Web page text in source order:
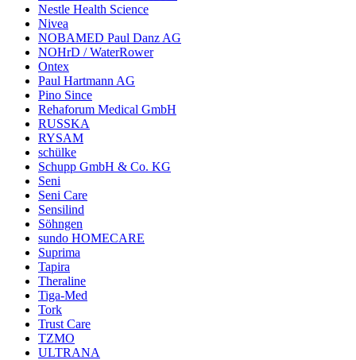
Nestle Health Science
Nivea
NOBAMED Paul Danz AG
NOHrD / WaterRower
Ontex
Paul Hartmann AG
Pino Since
Rehaforum Medical GmbH
RUSSKA
RYSAM
schülke
Schupp GmbH & Co. KG
Seni
Seni Care
Sensilind
Söhngen
sundo HOMECARE
Suprima
Tapira
Theraline
Tiga-Med
Tork
Trust Care
TZMO
ULTRANA